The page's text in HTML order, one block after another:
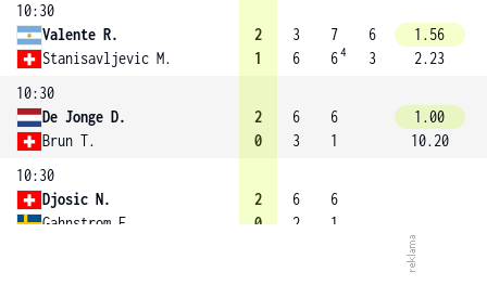
10:30
Valente R.
Stanisavljevic M.
2
1
3
6
7
64
6
3
1.56
2.23
10:30
De Jonge D.
Brun T.
2
0
6
3
6
1
1.00
10.20
10:30
Djosic N.
Gahnstrom E.
2
0
6
2
6
1